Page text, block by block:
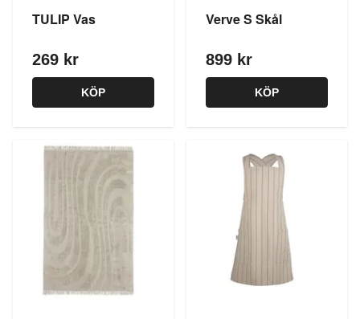
TULIP Vas
269 kr
KÖP
Verve S Skål
899 kr
KÖP